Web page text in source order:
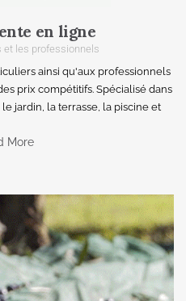
en ligne
et les professionnels
ainsi qu'aux professionnels
prix compétitifs. Spécialisé dans
jardin, la terrasse, la piscine et
More